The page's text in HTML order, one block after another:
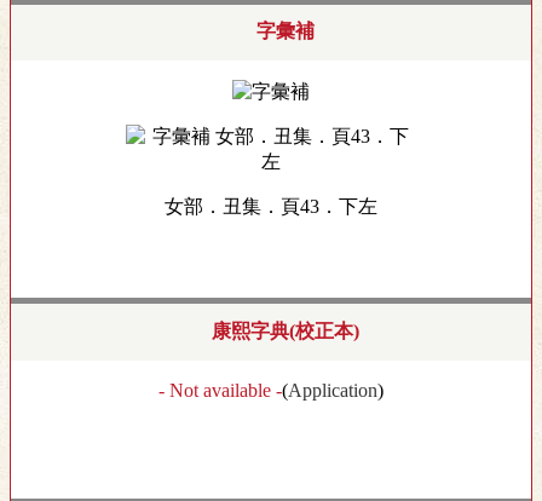
字彙補
女部．丑集．頁43．下左
康熙字典(校正本)
- Not available -(Application)